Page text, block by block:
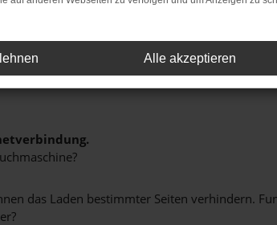
ERROR
das Laden bestimmter Seiten verhindern.
Alle akzeptieren